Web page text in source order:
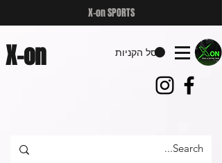
X-on SPORTS
סל הקניות X-on